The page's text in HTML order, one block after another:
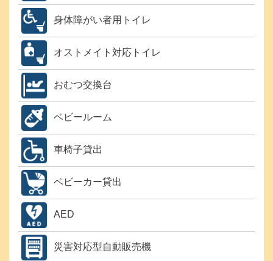
身体障がい者用トイレ
オストメイト対応トイレ
おむつ交換台
ベビールーム
車椅子貸出
ベビーカー貸出
AED
災害対応型自動販売機